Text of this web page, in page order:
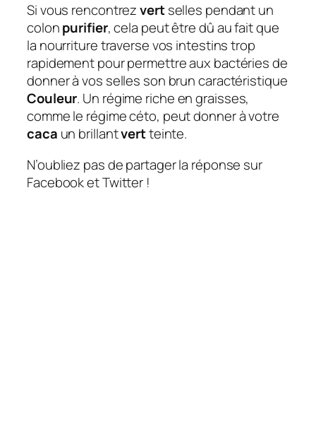
Si vous rencontrezvertselles pendant un
colonpurifier, cela peut être dû au fait que
la nourriture traverse vos intestins trop
rapidement pour permettre aux bactéries de
donner à vos selles son brun caractéristique
Couleur. Un régime riche en graisses,
comme le régime céto, peut donner à votre
caca un brillantvertteinte.
N’oubliez pas de partager la réponse sur
Facebook et Twitter !